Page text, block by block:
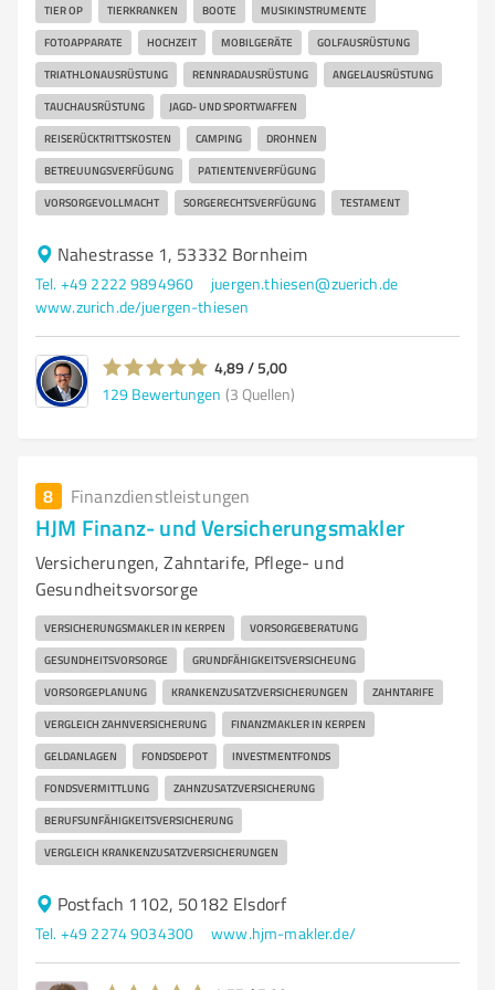
TIER OP TIERKRANKEN BOOTE MUSIKINSTRUMENTE
FOTOAPPARATE HOCHZEIT MOBILGERÄTE GOLFAUSRÜSTUNG
TRIATHLONAUSRÜSTUNG RENNRADAUSRÜSTUNG ANGELAUSRÜSTUNG
TAUCHAUSRÜSTUNG JAGD- UND SPORTWAFFEN
REISERÜCKTRITTSKOSTEN CAMPING DROHNEN
BETREUUNGSVERFÜGUNG PATIENTENVERFÜGUNG
VORSORGEVOLLMACHT SORGERECHTSVERFÜGUNG TESTAMENT
Nahestrasse 1, 53332 Bornheim
Tel. +49 2222 9894960
juergen.thiesen@zuerich.de
www.zurich.de/juergen-thiesen
4,89 / 5,00
129 Bewertungen (3 Quellen)
8 Finanzdienstleistungen
HJM Finanz- und Versicherungsmakler
Versicherungen, Zahntarife, Pflege- und
Gesundheitsvorsorge
VERSICHERUNGSMAKLER IN KERPEN VORSORGEBERATUNG
GESUNDHEITSVORSORGE GRUNDFÄHIGKEITSVERSICHEUNG
VORSORGEPLANUNG KRANKENZUSATZVERSICHERUNGEN ZAHNTARIFE
VERGLEICH ZAHNVERSICHERUNG FINANZMAKLER IN KERPEN
GELDANLAGEN FONDSDEPOT INVESTMENTFONDS
FONDSVERMITTLUNG ZAHNZUSATZVERSICHERUNG
BERUFSUNFÄHIGKEITSVERSICHERUNG
VERGLEICH KRANKENZUSATZVERSICHERUNGEN
Postfach 1102, 50182 Elsdorf
Tel. +49 2274 9034300 www.hjm-makler.de/